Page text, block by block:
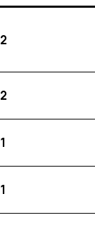
2
2
1
1